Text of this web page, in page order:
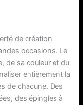
de création
occasions. Le
de sa couleur et du
entièrement la
de chacune. Des
des épingles à